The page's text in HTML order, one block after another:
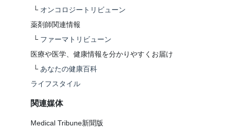
└ オンコロジートリビューン
薬剤師関連情報
└ ファーマトリビューン
医療や医学、健康情報を分かりやすくお届け
└ あなたの健康百科
ライフスタイル
関連媒体
Medical Tribune新聞版